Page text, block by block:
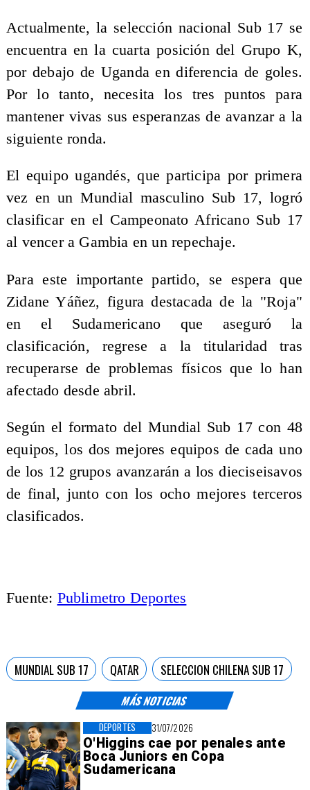
MÁS NOTICIAS
31/07/2026
O'Higgins cae por penales ante
Boca Juniors en Copa
Sudamericana
DEPORTES
Actualmente, la selección nacional Sub 17 se
encuentra en la cuarta posición del Grupo K,
por debajo de Uganda en diferencia de goles.
Por lo tanto, necesita los tres puntos para
mantener vivas sus esperanzas de avanzar a la
siguiente ronda.
El equipo ugandés, que participa por primera
vez en un Mundial masculino Sub 17, logró
clasificar en el Campeonato Africano Sub 17
al vencer a Gambia en un repechaje.
Para este importante partido, se espera que
Zidane Yáñez, figura destacada de la "Roja"
en el Sudamericano que aseguró la
clasificación, regrese a la titularidad tras
recuperarse de problemas físicos que lo han
afectado desde abril.
Según el formato del Mundial Sub 17 con 48
equipos, los dos mejores equipos de cada uno
de los 12 grupos avanzarán a los dieciseisavos
de final, junto con los ocho mejores terceros
clasificados.
Fuente: Publimetro Deportes
MUNDIAL SUB 17 QATAR SELECCION CHILENA SUB 17